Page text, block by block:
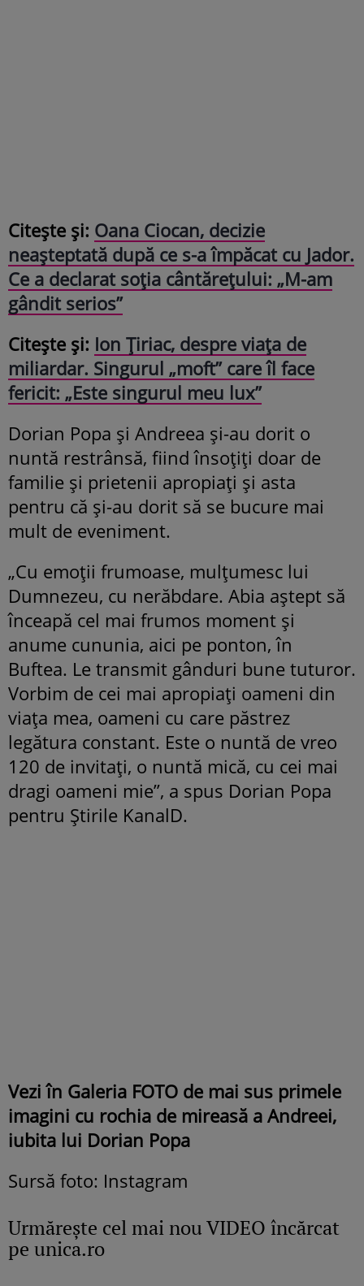
Citește și: Oana Ciocan, decizie
neașteptată după ce s-a împăcat cu Jador.
Ce a declarat soția cântărețului: „M-am
gândit serios”
Citește și: Ion Ţiriac, despre viața de
miliardar. Singurul „moft” care îl face
fericit: „Este singurul meu lux”
Dorian Popa și Andreea și-au dorit o
nuntă restrânsă, fiind însoțiți doar de
familie și prietenii apropiați și asta
pentru că și-au dorit să se bucure mai
mult de eveniment.
„Cu emoții frumoase, mulțumesc lui
Dumnezeu, cu nerăbdare. Abia aștept să
înceapă cel mai frumos moment și
anume cununia, aici pe ponton, în
Buftea. Le transmit gânduri bune tuturor.
Vorbim de cei mai apropiați oameni din
viața mea, oameni cu care păstrez
legătura constant. Este o nuntă de vreo
120 de invitați, o nuntă mică, cu cei mai
dragi oameni mie”, a spus Dorian Popa
pentru Știrile KanalD.
Vezi în Galeria FOTO de mai sus primele
imagini cu rochia de mireasă a Andreei,
iubita lui Dorian Popa
Sursă foto: Instagram
Urmăreşte cel mai nou VIDEO încărcat
pe unica.ro